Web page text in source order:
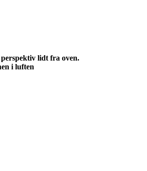
lidt fra oven.
i luften